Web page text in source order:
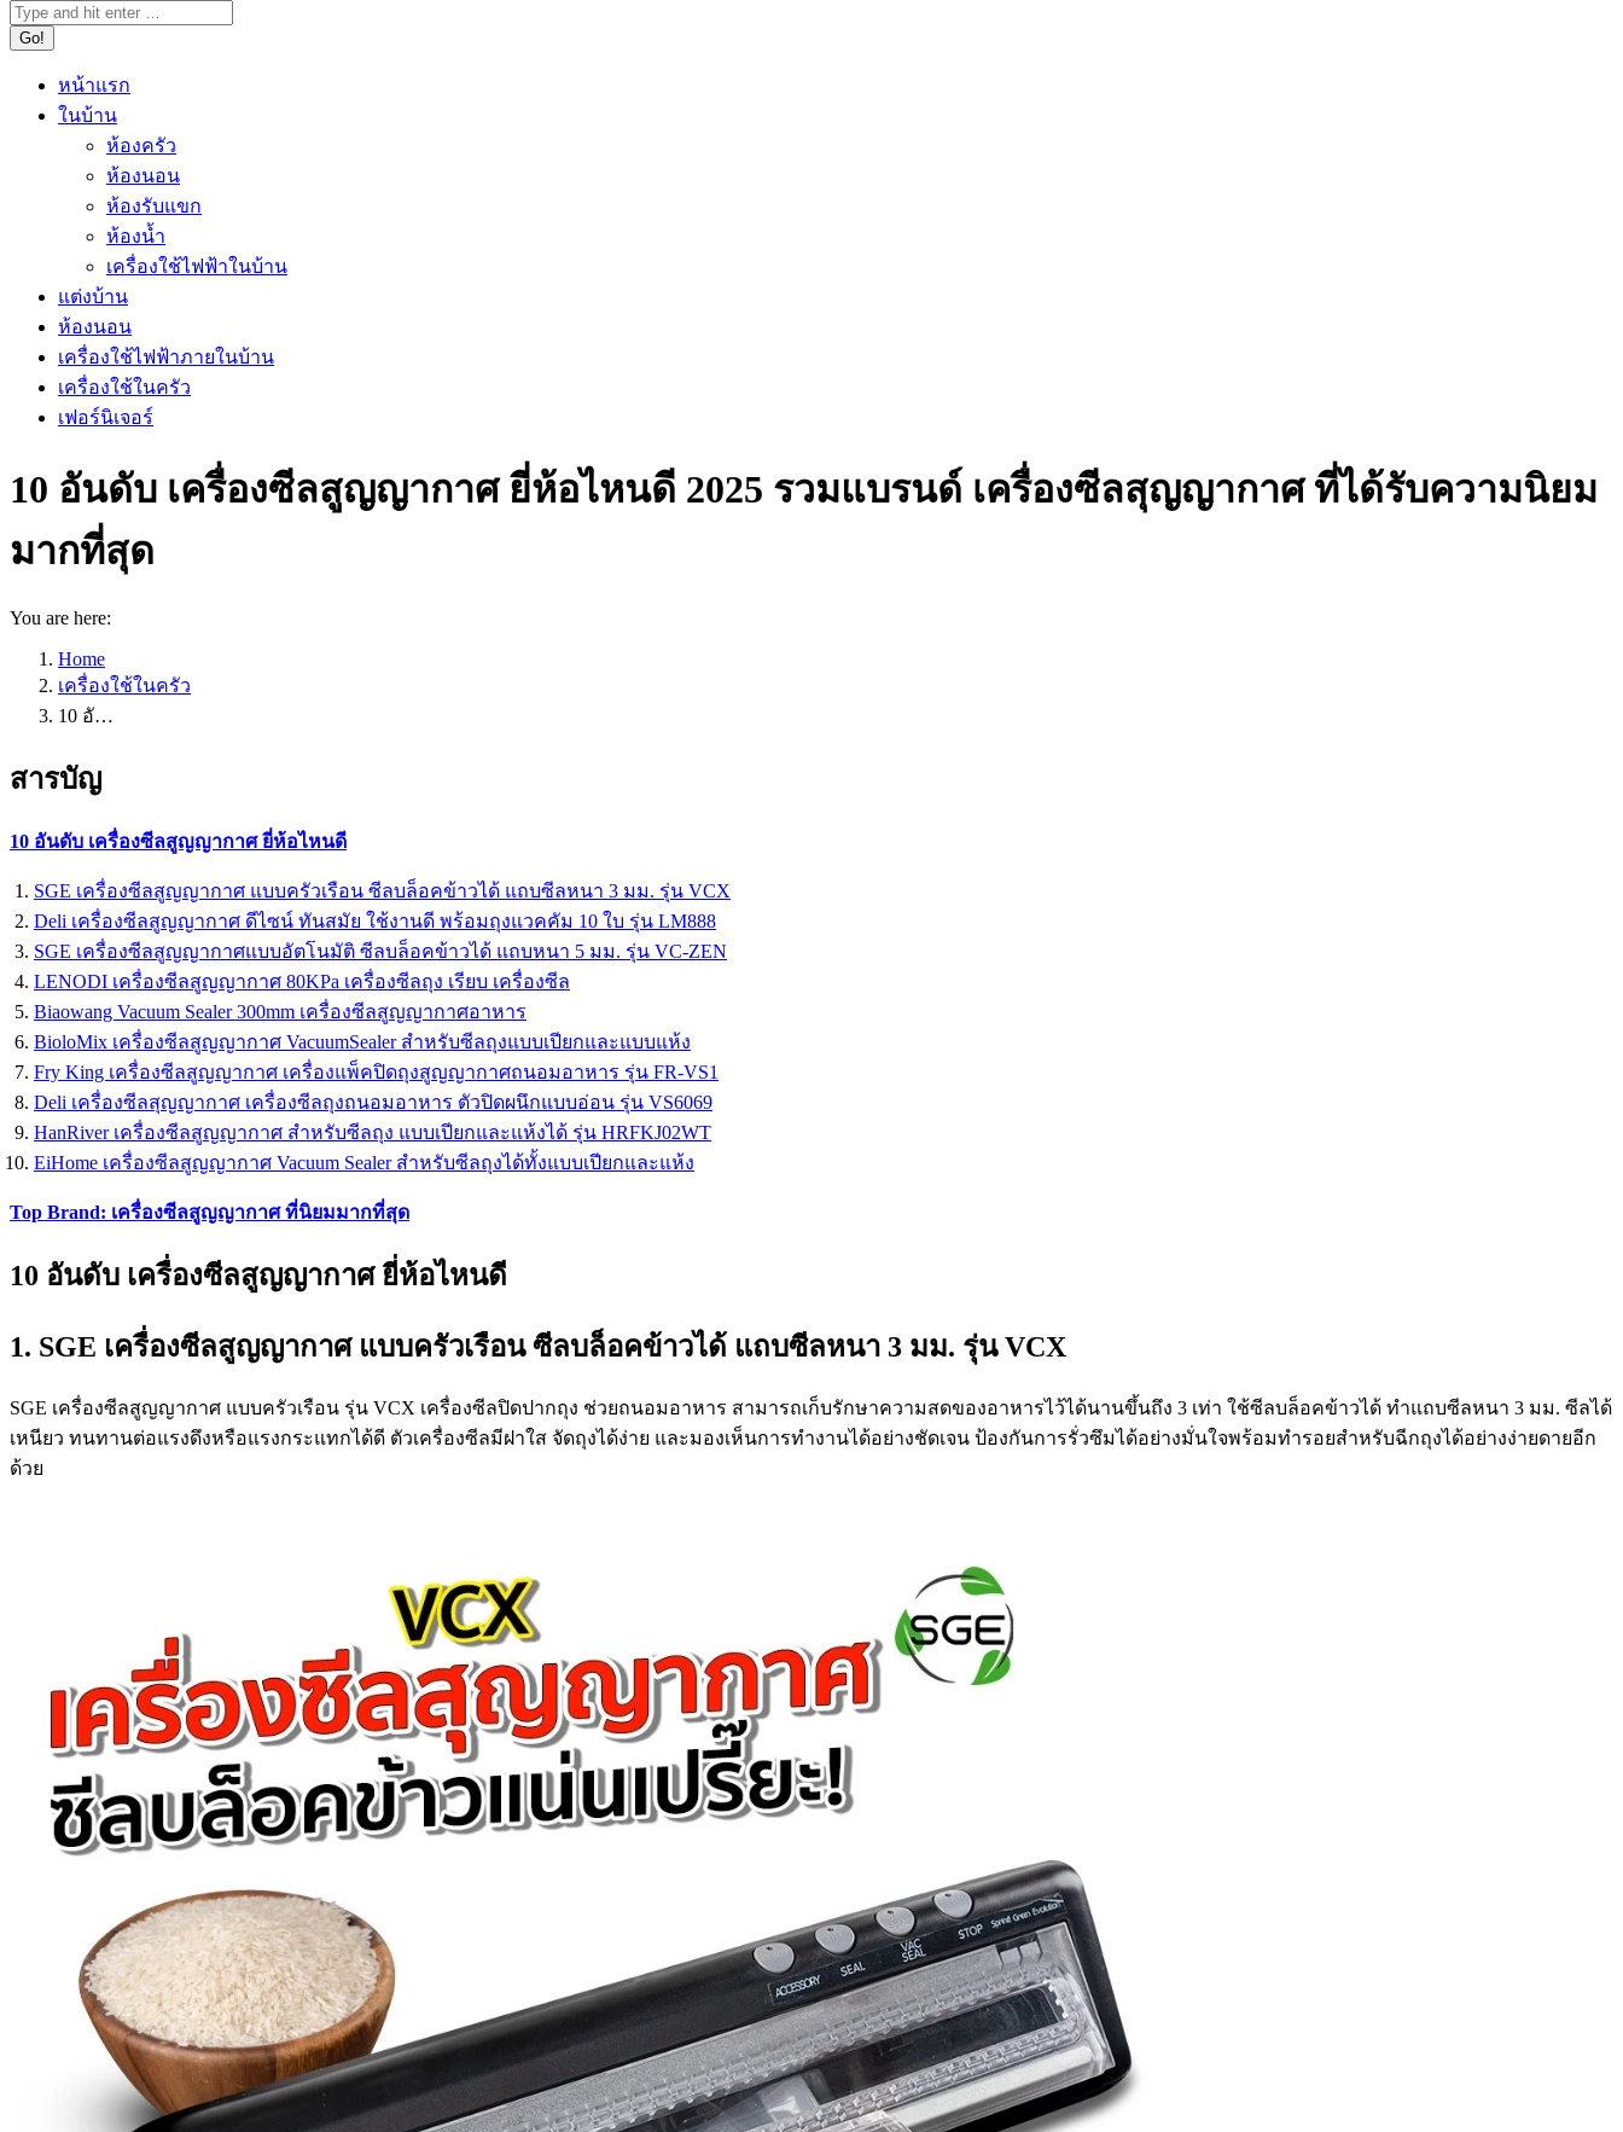
หน้าแรก
ในบ้าน
ห้องครัว
ห้องนอน
ห้องรับแขก
ห้องน้ำ
เครื่องใช้ไฟฟ้าในบ้าน
แต่งบ้าน
ห้องนอน
เครื่องใช้ไฟฟ้าภายในบ้าน
เครื่องใช้ในครัว
เฟอร์นิเจอร์
10 อันดับ เครื่องซีลสูญญากาศ ยี่ห้อไหนดี 2025 รวมแบรนด์ เครื่องซีลสุญญากาศ ที่ได้รับความนิยม
มากที่สุด
You are here:
Home
เครื่องใช้ในครัว
10 อั…
สารบัญ
10 อันดับ เครื่องซีลสูญญากาศ ยี่ห้อไหนดี
SGE เครื่องซีลสูญญากาศ แบบครัวเรือน ซีลบล็อคข้าวได้ แถบซีลหนา 3 มม. รุ่น VCX
Deli เครื่องซีลสูญญากาศ ดีไซน์ ทันสมัย ใช้งานดี พร้อมถุงแวคคัม 10 ใบ รุ่น LM888
SGE เครื่องซีลสูญญากาศแบบอัตโนมัติ ซีลบล็อคข้าวได้ แถบหนา 5 มม. รุ่น VC-ZEN
LENODI เครื่องซีลสูญญากาศ 80KPa เครื่องซีลถุง เรียบ เครื่องซีล
Biaowang Vacuum Sealer 300mm เครื่องซีลสูญญากาศอาหาร
BioloMix เครื่องซีลสูญญากาศ VacuumSealer สำหรับซีลถุงแบบเปียกและแบบแห้ง
Fry King เครื่องซีลสูญญากาศ เครื่องแพ็คปิดถุงสูญญากาศถนอมอาหาร รุ่น FR-VS1
Deli เครื่องซีลสุญญากาศ เครื่องซีลถุงถนอมอาหาร ตัวปิดผนึกแบบอ่อน รุ่น VS6069
HanRiver เครื่องซีลสูญญากาศ สำหรับซีลถุง แบบเปียกและแห้งได้ รุ่น HRFKJ02WT
EiHome เครื่องซีลสูญญากาศ Vacuum Sealer สำหรับซีลถุงได้ทั้งแบบเปียกและแห้ง
Top Brand: เครื่องซีลสูญญากาศ ที่นิยมมากที่สุด
10 อันดับ เครื่องซีลสูญญากาศ ยี่ห้อไหนดี
1. SGE เครื่องซีลสูญญากาศ แบบครัวเรือน ซีลบล็อคข้าวได้ แถบซีลหนา 3 มม. รุ่น VCX
SGE เครื่องซีลสูญญากาศ แบบครัวเรือน รุ่น VCX เครื่องซีลปิดปากถุง ช่วยถนอมอาหาร สามารถเก็บรักษาความสดของอาหารไว้ได้นานขึ้นถึง 3 เท่า ใช้ซีลบล็อคข้าวได้ ทำแถบซีลหนา 3 มม. ซีลได้
เหนียว ทนทานต่อแรงดึงหรือแรงกระแทกได้ดี ตัวเครื่องซีลมีฝาใส จัดถุงได้ง่าย และมองเห็นการทำงานได้อย่างชัดเจน ป้องกันการรั่วซึมได้อย่างมั่นใจพร้อมทำรอยสำหรับฉีกถุงได้อย่างง่ายดายอีก
ด้วย